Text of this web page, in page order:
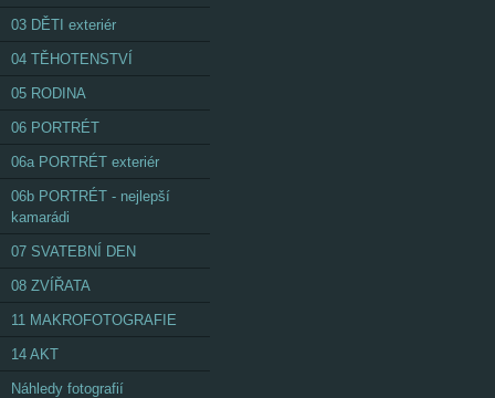
03 DĚTI exteriér
04 TĚHOTENSTVÍ
05 RODINA
06 PORTRÉT
06a PORTRÉT exteriér
06b PORTRÉT - nejlepší
kamarádi
07 SVATEBNÍ DEN
08 ZVÍŘATA
11 MAKROFOTOGRAFIE
14 AKT
Náhledy fotografií